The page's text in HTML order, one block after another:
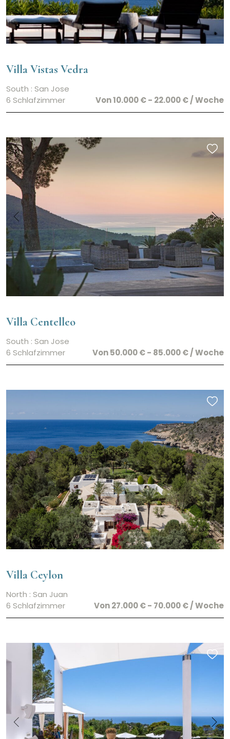
Villa Vistas Vedra
South : San Jose
6 Schlafzimmer
Von 10.000 € - 22.000 € / Woche
Villa Centelleo
South : San Jose
6 Schlafzimmer
Von 50.000 € - 85.000 € / Woche
Villa Ceylon
North : San Juan
6 Schlafzimmer
Von 27.000 € - 70.000 € / Woche